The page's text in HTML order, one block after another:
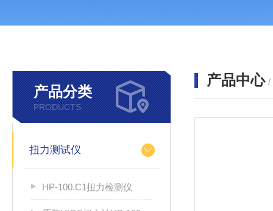
产品分类
PRODUCTS
扭力测试仪
HP-100.C1扭力检测仪
产品中心 /